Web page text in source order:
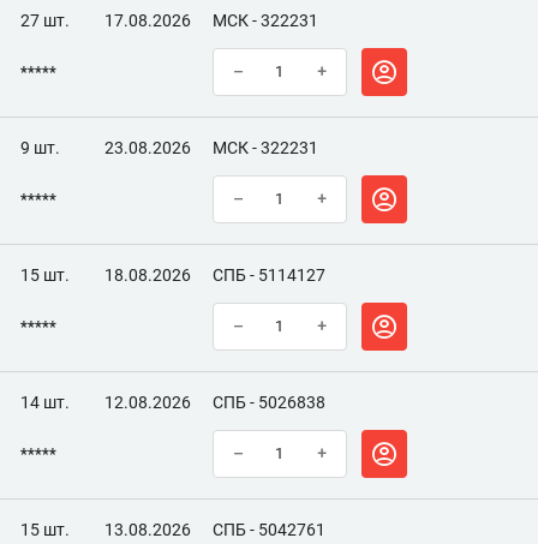
27 шт. 17.08.2026 МСК - 322231
***** – +
9 шт. 23.08.2026 МСК - 322231
***** – +
15 шт. 18.08.2026 СПБ - 5114127
***** – +
14 шт. 12.08.2026 СПБ - 5026838
***** – +
15 шт. 13.08.2026 СПБ - 5042761